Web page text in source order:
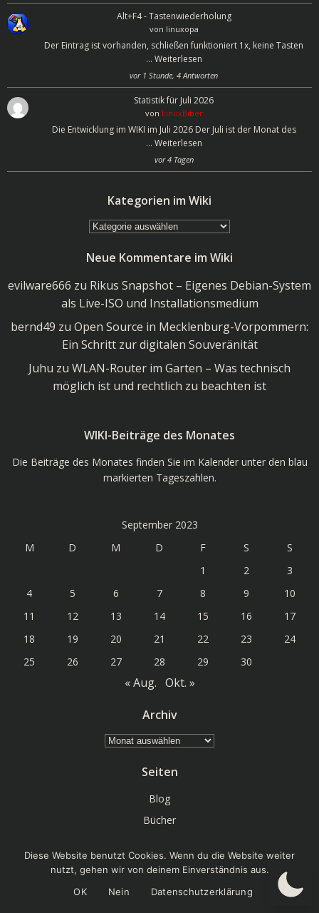
Alt+F4 - Tastenwiederholung
von linuxopa
Der Eintrag ist vorhanden, schließen funktioniert 1x, keine Tasten
… Weiterlesen
vor 1 Stunde, 4 Antworten
Statistik für Juli 2026
von LinuxBiber
Die Entwicklung im WIKI im Juli 2026 Der Juli ist der Monat des
… Weiterlesen
vor 4 Tagen
Kategorien im Wiki
Kategorien
Wiki
Neue Kommentare im Wiki
evilware666 zu Rikus Snapshot – Eigenes Debian-System
als Live-ISO und Installationsmedium
bernd49 zu Open Source in Mecklenburg-Vorpommern:
Ein Schritt zur digitalen Souveränität
Juhu zu WLAN-Router im Garten – Was technisch
möglich ist und rechtlich zu beachten ist
WIKI-Beiträge des Monates
Die Beiträge des Monates finden Sie im Kalender unter den blau
markierten Tageszahlen.
September 2023
M
D M D F S
S
1
2
3
4
5 6 7 8 9
10
11
12 13 14 15 16
17
18
19 20 21 22 23
24
25
26 27 28 29 30
« Aug. Okt. »
Archiv
Archiv
Seiten
Blog
Bücher
Datenschutz
Diese Website benutzt Cookies. Wenn du die Website weiter
nutzt, gehen wir von deinem Einverständnis aus.
OK
Nein Datenschutzerklärung